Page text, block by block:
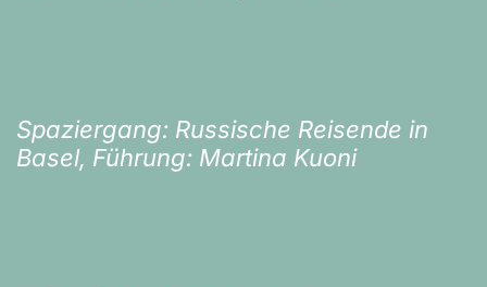
Spaziergang: Russische Reisende in
Basel, Führung: Martina Kuoni